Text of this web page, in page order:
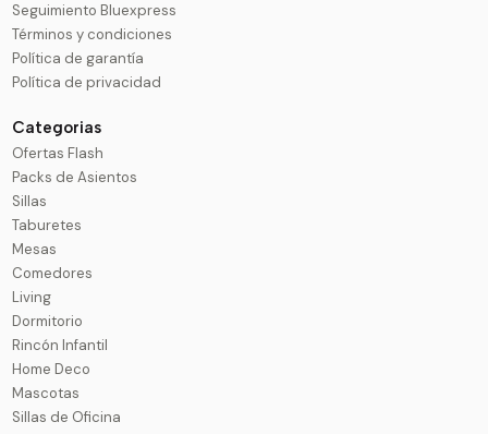
Seguimiento Bluexpress
Términos y condiciones
Política de garantía
Política de privacidad
Categorias
Ofertas Flash
Packs de Asientos
Sillas
Taburetes
Mesas
Comedores
Living
Dormitorio
Rincón Infantil
Home Deco
Mascotas
Sillas de Oficina